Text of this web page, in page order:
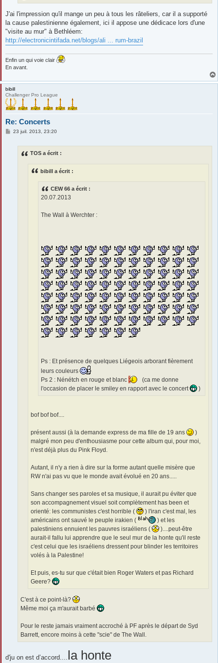
J'ai l'impression qu'il mange un peu à tous les râteliers, car il a supporté
la cause palestinienne également, ici il appose une dédicace lors d'une
"visite au mur" à Bethléem:
http://electronicintifada.net/blogs/ali ... rum-brazil
Enfin un qui voie clair
En avant.
bibill
Challenger Pro League
Re: Concerts
M23 juil. 2013, 23:20
TOS a écrit :
bibill a écrit :
CEW 66 a écrit :
20.07.2013
The Wall à Werchter :
Ps : Et présence de quelques Liégeois arborant fièrement
leurs couleurs
Ps 2 : Nénétch en rouge et blanc
(ca me donne
l'occasion de placer le smiley en rapport avec le concert
)
bof bof bof....
présent aussi (à la demande express de ma fille de 19 ans
)
malgré mon peu d'enthousiasme pour cette album qui, pour moi,
n'est déjà plus du Pink Floyd.
Autant, il n'y a rien à dire sur la forme autant quelle misère que
RW n'ai pas vu que le monde avait évolué en 20 ans.....
Sans changer ses paroles et sa musique, il aurait pu éviter que
son accompagnement visuel soit complètement has been et
orienté: les communistes c'est horrible (
) l'iran c'est mal, les
américains ont sauvé le peuple irakien (
) et les
palestiniens ennuient les pauvres israéliens (
)....peut-être
aurait-il fallu lui apprendre que le seul mur de la honte qu'il reste
c'est celui que les israéliens dressent pour blinder les territoires
volés à la Palestine!
Et puis, es-tu sur que c'était bien Roger Waters et pas Richard
Geere?
C'est à ce point-là?
Même moi ça m'aurait barbé
Pour le reste jamais vraiment accroché à PF après le départ de Syd
Barrett, encore moins à cette "scie" de The Wall.
d'ju on est d’accord.... la honte